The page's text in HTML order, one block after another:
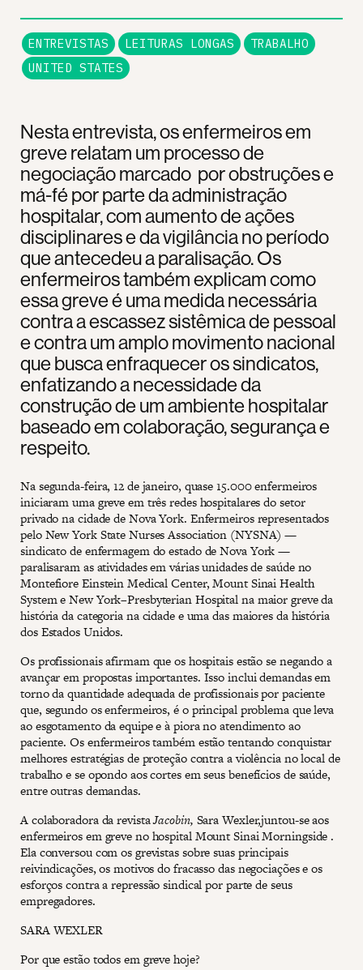
Nesta entrevista, os enfermeiros em
greve relatam um processo de
negociação marcado por obstruções e
má-fé por parte da administração
hospitalar, com aumento de ações
disciplinares e da vigilância no período
que antecedeu a paralisação. Os
enfermeiros também explicam como
essa greve é uma medida necessária
contra a escassez sistêmica de pessoal
e contra um amplo movimento nacional
que busca enfraquecer os sindicatos,
enfatizando a necessidade da
construção de um ambiente hospitalar
baseado em colaboração, segurança e
respeito.
Na segunda-feira, 12 de janeiro, quase 15.000 enfermeiros
iniciaram uma greve em três redes hospitalares do setor
privado na cidade de Nova York. Enfermeiros representados
pelo New York State Nurses Association (NYSNA) —
sindicato de enfermagem do estado de Nova York —
paralisaram as atividades em várias unidades de saúde no
Montefiore Einstein Medical Center, Mount Sinai Health
System e New York–Presbyterian Hospital na maior greve da
história da categoria na cidade e uma das maiores da história
dos Estados Unidos.
Os profissionais afirmam que os hospitais estão se negando a
avançar em propostas importantes. Isso inclui demandas em
torno da quantidade adequada de profissionais por paciente
que, segundo os enfermeiros, é o principal problema que leva
ao esgotamento da equipe e à piora no atendimento ao
paciente. Os enfermeiros também estão tentando conquistar
melhores estratégias de proteção contra a violência no local de
trabalho e se opondo aos cortes em seus benefícios de saúde,
entre outras demandas.
A colaboradora da revistaJacobin, Sara Wexler,juntou-se aos
enfermeiros em greve no hospital Mount Sinai Morningside .
Ela conversou com os grevistas sobre suas principais
reivindicações, os motivos do fracasso das negociações e os
esforços contra a repressão sindical por parte de seus
empregadores.
SARA WEXLER
Por que estão todos em greve hoje?
ENTREVISTAS LEITURAS LONGAS
TRABALHO
UNITED STATES